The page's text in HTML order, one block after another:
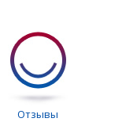
Отзывы